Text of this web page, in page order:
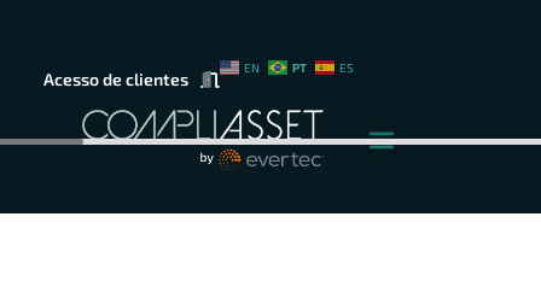
Acesso de clientes
EN PT ES